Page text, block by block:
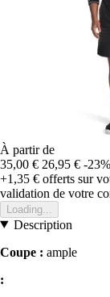
À partir de
35,00 € 26,95 € -23%
+1,35 € offerts sur
validation de votre
Loading...
Description
Coupe : ample
: